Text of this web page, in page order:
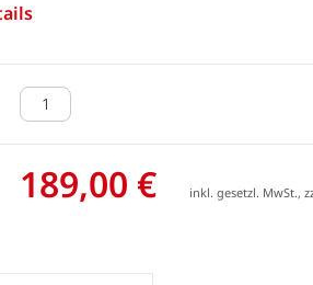
189,00 € inkl. gesetzl. MwSt.,